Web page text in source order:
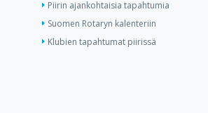
Piirin ajankohtaisia tapahtumia
Suomen Rotaryn kalenteriin
Klubien tapahtumat piirissä